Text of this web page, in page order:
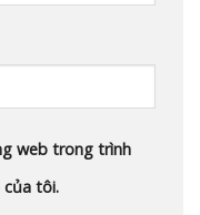
web trong trình
của tôi.